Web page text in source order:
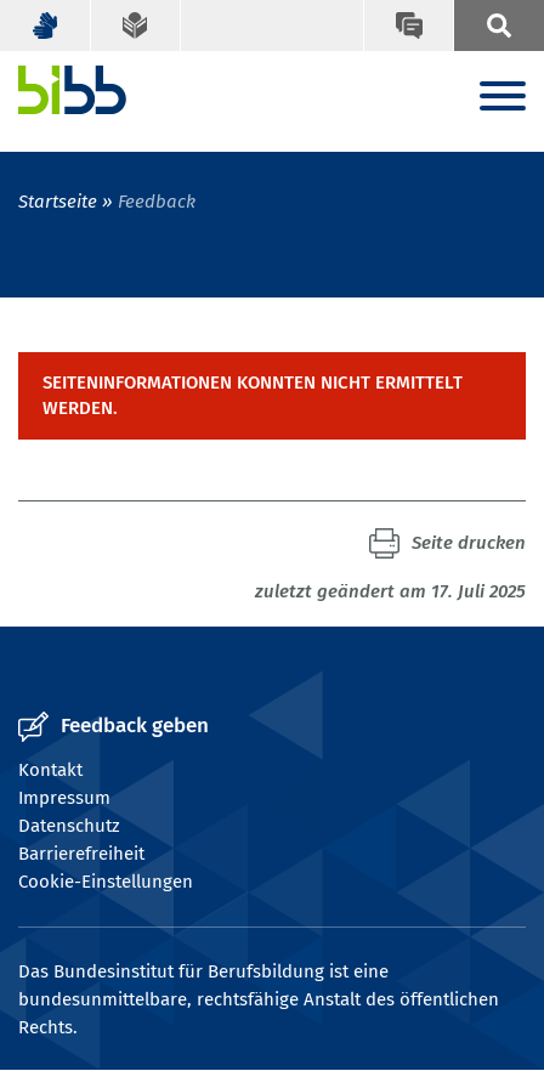
Startseite Feedback
SEITENINFORMATIONEN KONNTEN NICHT ERMITTELT
WERDEN.
zuletzt geändert am 17. Juli 2025
Seite drucken
Feedback geben
Kontakt
Impressum
Datenschutz
Barrierefreiheit
Cookie-Einstellungen
Das Bundesinstitut für Berufsbildung ist eine
bundesunmittelbare, rechtsfähige Anstalt des öffentlichen
Rechts.